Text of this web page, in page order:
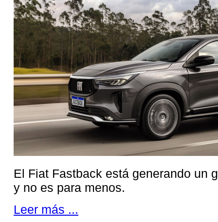
El Fiat Fastback está generando un
y no es para menos.
Leer más ...